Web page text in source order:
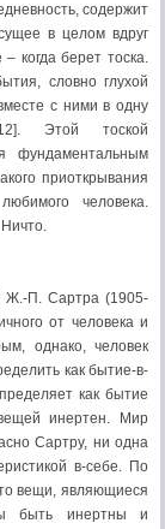
содержит
в целом вдруг
когда берет тоска.
словно глухой
с ними в одну
Этой тоской
фундаментальным
приоткрывания
человека.
Ж.-П. Сартра (1905-
от человека и
однако, человек
как бытие-в-
как бытие
инертен. Мир
Сартру, ни одна
в-себе. По
вещи, являющиеся
быть инертны и